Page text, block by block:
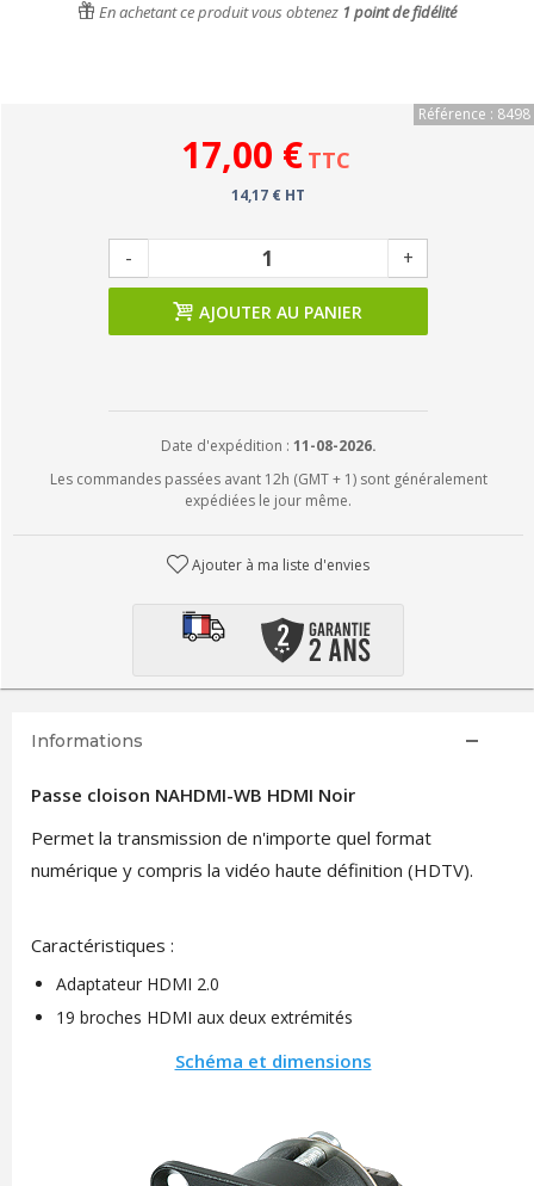
En achetant ce produit vous obtenez 1 point de fidélité
Référence : 8498
17,00 € TTC
14,17 € HT
- +
AJOUTER AU PANIER
Date d'expédition : 11-08-2026.
Les commandes passées avant 12h (GMT + 1) sont généralement
expédiées le jour même.
Ajouter à ma liste d'envies
Informations
Passe cloison NAHDMI-WB HDMI Noir
Permet la transmission de n'importe quel format
numérique y compris la vidéo haute définition (HDTV).
Caractéristiques :
Adaptateur HDMI 2.0
19 broches HDMI aux deux extrémités
Schéma et dimensions